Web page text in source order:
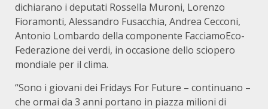
dichiarano i deputati Rossella Muroni, Lorenzo
Fioramonti, Alessandro Fusacchia, Andrea Cecconi,
Antonio Lombardo della componente FacciamoEco-
Federazione dei verdi, in occasione dello sciopero
mondiale per il clima.
“Sono i giovani dei Fridays For Future – continuano –
che ormai da 3 anni portano in piazza milioni di